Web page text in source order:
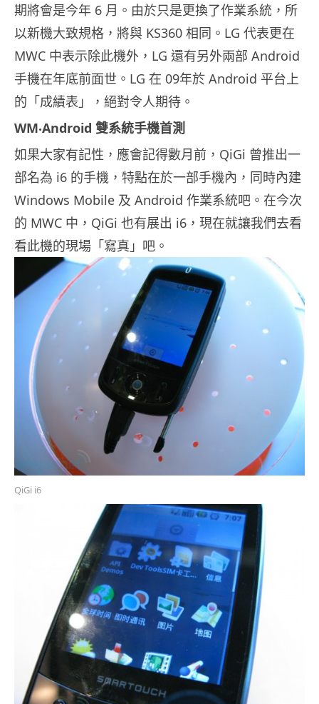
期將會是今年 6 月。由於只是更換了作業系統，所
以新機大致規格，將與 KS360 相同。LG 代表更在
MWC 中表示除此機外，LG 還有另外兩部 Android
手機在年底前面世。LG 在 09年於 Android 平台上
的「成績表」，絕對令人期待。
WM‧Android 雙系統手機首測
如果大家有記性，應會記得數月前，QiGi 曾推出一
部名為 i6 的手機，特點在於一部手機內，同時內建
Windows Mobile 及 Android 作業系統吧。在今次
的 MWC 中，QiGi 也有展出 i6，現在就讓我們去看
看此機的現場「寫真」吧。
QiGi i6